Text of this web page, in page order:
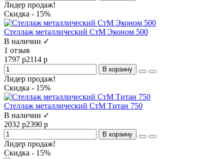
Лидер продаж!
Скидка - 15%
Стеллаж металлический СтМ Эконом 500
В наличии ✓
1 отзыв
1797 р2114 р
В корзину
Лидер продаж!
Скидка - 15%
Стеллаж металлический СтМ Титан 750
В наличии ✓
2032 р2390 р
В корзину
Лидер продаж!
Скидка - 15%